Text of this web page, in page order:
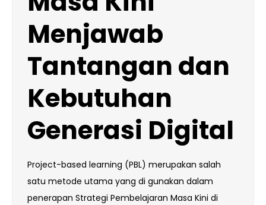
Menjawab
Tantangan dan
Kebutuhan
Generasi Digital
Project-based learning (PBL) merupakan salah
satu metode utama yang di gunakan dalam
penerapan Strategi Pembelajaran Masa Kini di